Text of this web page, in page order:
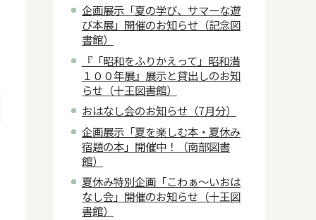
企画展示「夏の学び、サマーな遊
び本展」開催のお知らせ（記念図
書館）
『「昭和をふりかえって」昭和満
１００年展』展示と貸出しのお知
らせ（十王図書館）
おはなし会のお知らせ（7月分）
企画展示「夏を楽しむ本・夏休み
宿題の本」開催中！（南部図書
館）
夏休み特別企画「こわぁ～いおは
なし会」開催のお知らせ（十王図
書館）